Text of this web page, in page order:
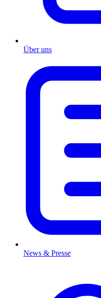
Über uns
News & Presse